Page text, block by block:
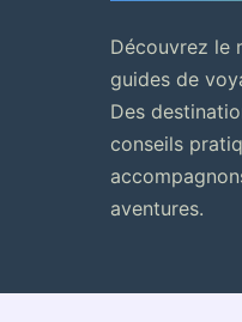
Découvrez le
guides de
Des
conseils
aventures.